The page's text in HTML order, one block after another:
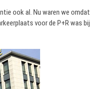
ook al. Nu waren we omdat
voor de P+R was bij